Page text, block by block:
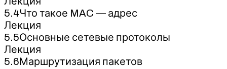
5.4Что такое MAC — адрес
Лекция
5.5Основные сетевые протоколы
Лекция
5.6Маршрутизация пакетов